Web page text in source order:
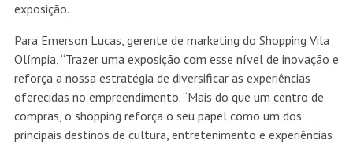
exposição.
Para Emerson Lucas, gerente de marketing do Shopping Vila
Olímpia, “Trazer uma exposição com esse nível de inovação e
reforça a nossa estratégia de diversificar as experiências
oferecidas no empreendimento. “Mais do que um centro de
compras, o shopping reforça o seu papel como um dos
principais destinos de cultura, entretenimento e experiências